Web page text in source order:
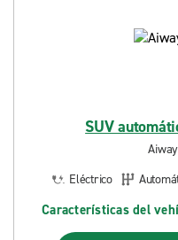
SUV
Eléctrico
Características del